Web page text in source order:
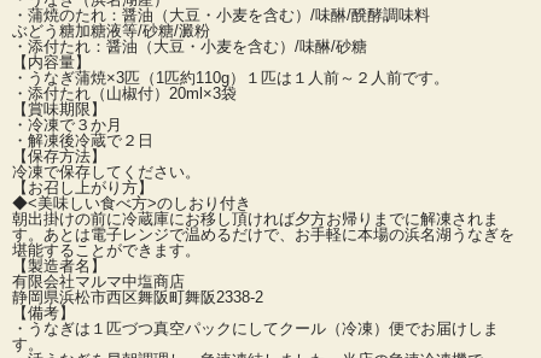
・蒲焼のたれ：醤油（大豆・小麦を含む）/味醂/醗酵調味料
ぶどう糖加糖液等/砂糖/澱粉
・添付たれ：醤油（大豆・小麦を含む）/味醂/砂糖
【内容量】
・うなぎ蒲焼×3匹（1匹約110g）１匹は１人前～２人前です。
・添付たれ（山椒付）20ml×3袋
【賞味期限】
・冷凍で３か月
・解凍後冷蔵で２日
【保存方法】
冷凍で保存してください。
【お召し上がり方】
◆<美味しい食べ方>のしおり付き
朝出掛けの前に冷蔵庫にお移し頂ければ夕方お帰りまでに解凍されま
す。あとは電子レンジで温めるだけで、お手軽に本場の浜名湖うなぎを
堪能することができます。
【製造者名】
有限会社マルマ中塩商店
静岡県浜松市西区舞阪町舞阪2338-2
【備考】
・うなぎは１匹づつ真空パックにしてクール（冷凍）便でお届けしま
す。